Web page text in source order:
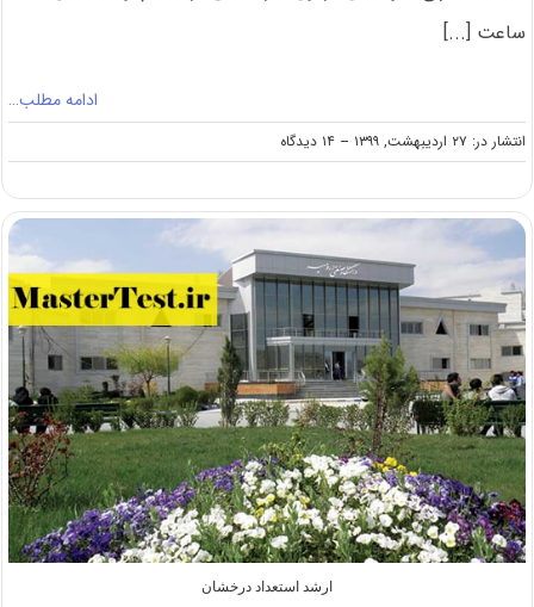
ساعت [...]
ادامه مطلب…
انتشار در: ۲۷ اردیبهشت, ۱۳۹۹ -- ۱۴ دیدگاه
on
امشب؛
مهلت
ثبت
نام
در
۹۹
ارشد استعداد درخشان